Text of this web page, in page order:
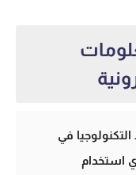
في
استخدام